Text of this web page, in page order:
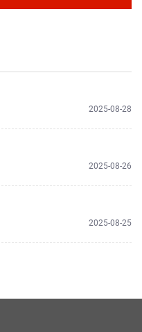
2025-08-28
2025-08-26
2025-08-25